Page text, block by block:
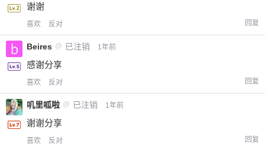
谢谢
喜欢 反对 回复
Beires @ 已注销 1年前
感谢分享
喜欢 反对 回复
叽里呱啦 @ 已注销 1年前
谢谢分享
喜欢 反对 回复